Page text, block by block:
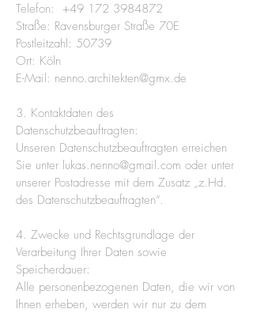
Telefon: +49 172 3984872
Straße: Ravensburger Straße 70E
Postleitzahl: 50739
Ort: Köln
E-Mail: nenno.architekten@gmx.de
3. Kontaktdaten des
Datenschutzbeauftragten:
Unseren Datenschutzbeauftragten erreichen
Sie unter lukas.nenno@gmail.com oder unter
unserer Postadresse mit dem Zusatz „z.Hd.
des Datenschutzbeauftragten“.
4. Zwecke und Rechtsgrundlage der
Verarbeitung Ihrer Daten sowie
Speicherdauer:
Alle personenbezogenen Daten, die wir von
Ihnen erheben, werden wir nur zu dem